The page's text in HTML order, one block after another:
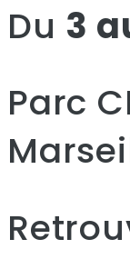
Du 3
Parc